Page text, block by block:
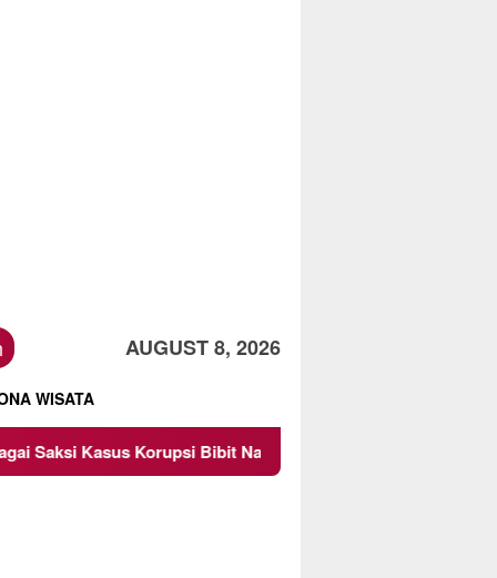
AUGUST 8, 2026
WISATA
Korupsi Bibit Nanas Sulsel Rp 52,4 Miliar